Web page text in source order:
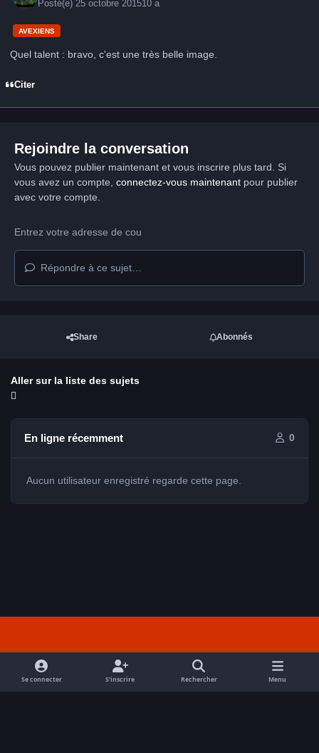
Posté(e)25 octobre 201510 a
AVEXIENS
Quel talent : bravo, c'est une très belle image.
Citer
Rejoindre la conversation
Vous pouvez publier maintenant et vous inscrire plus tard. Si
vous avez un compte, connectez-vous maintenantpour publier
avec votre compte.
Répondre à ce sujet…
Share Abonnés
Aller sur la liste des sujets
En ligne récemment 0
Aucun utilisateur enregistré regarde cette page.
f
a
c
Se connecter S’inscrire Rechercher Menu